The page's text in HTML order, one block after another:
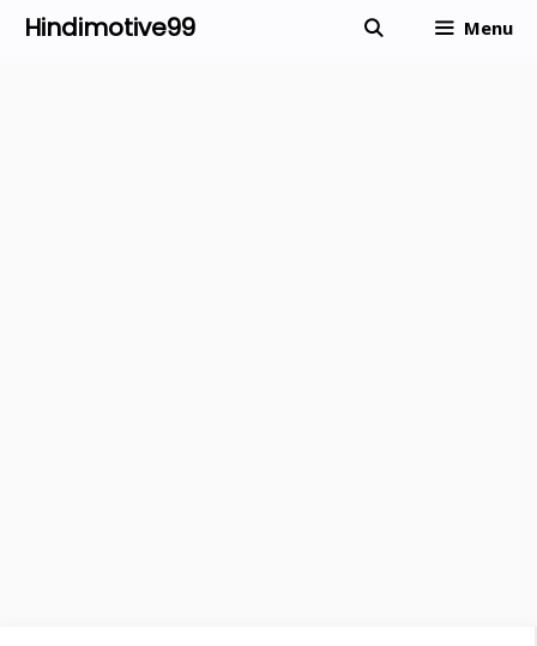
SkipHindimotive99 Menu